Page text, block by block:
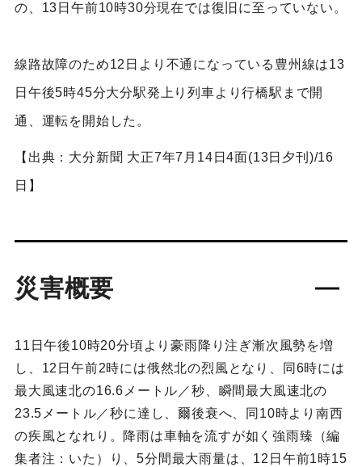
の、13日午前10時30分現在では復旧に至っていない。
線路故障のため12日より不通になっている豊州線は13
日午後5時45分大分駅発上り列車より行橋駅まで開
通、運転を開始した。
【出典：大分新聞 大正7年7月14日4面(13日夕刊)/16
日】
災害概要
11日午後10時20分頃より豪雨降り注ぎ漸次風勢を増
し、12日午前2時には俄然北の烈風となり、同6時には
最大風速北の16.6メートル／秒、瞬間最大風速北の
23.5メートル／秒に達し、爾後衰へ、同10時より南西
の疾風となれり。降雨は車軸を流すが如く強雨臻（編
集者注：いた）り、5分間最大雨量は、12日午前1時15